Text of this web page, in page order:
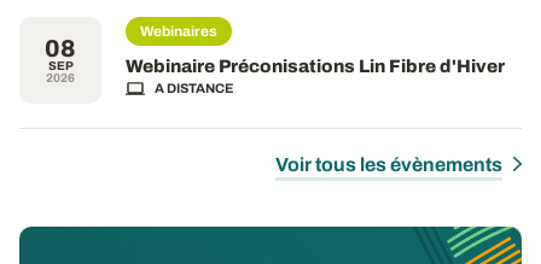
08
SEP
2026
Webinaires
Webinaire Préconisations Lin Fibre d'Hiver
A DISTANCE
Voir tous les évènements